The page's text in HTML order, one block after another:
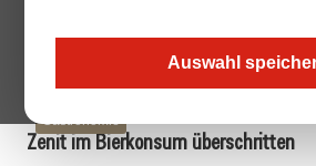
Auswahl
Das Vienna Whisky Festival bringt im April
Gastronomie
Zenit im Bierkonsum überschritten